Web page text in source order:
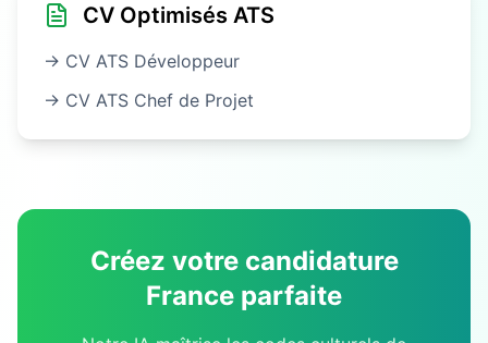
CV Optimisés ATS
→ CV ATS Développeur
→ CV ATS Chef de Projet
Créez votre candidature
France parfaite